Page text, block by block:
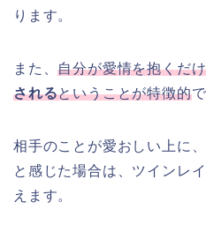
ります。
また、自分が愛情を抱くだ
されるということが特徴的
相手のことが愛おしい上に
と感じた場合は、ツインレ
えます。